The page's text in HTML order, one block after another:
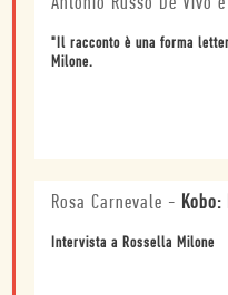
"Il racconto è una forma
Milone.
Rosa Carnevale - Kobo:
Intervista a Rossella Milone